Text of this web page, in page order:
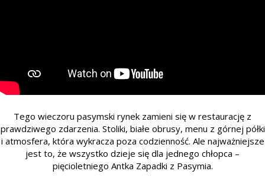
Tego wieczoru pasymski rynek zamieni się w restaurację z
prawdziwego zdarzenia. Stoliki, białe obrusy, menu z górnej półki
i atmosfera, która wykracza poza codzienność. Ale najważniejsze
jest to, że wszystko dzieje się dla jednego chłopca –
pięcioletniego Antka Zapadki z Pasymia.